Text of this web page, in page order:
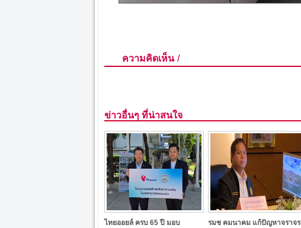
ความคิดเห็น/
ข่าวอื่นๆ ที่น่าสนใจ
ไทยออยล์ ครบ 65 ปี มอบ รมช คมนาคม แก้ปัญหาจราจร